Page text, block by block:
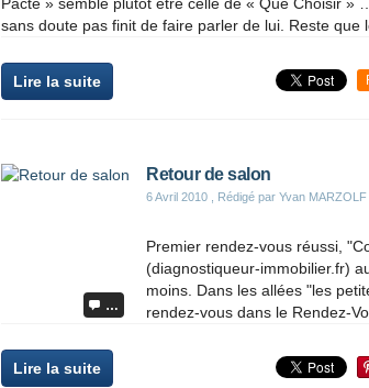
sans doute pas finit de faire parler de lui. Reste que
Lire la suite
…
Retour de salon
6 Avril 2010 , Rédigé par Yvan MARZOLF
Premier rendez-vous réussi,
(diagnostiqueur-immobilier.fr)
moins. Dans les allées "les
rendez-vous dans le Rendez-
Lire la suite